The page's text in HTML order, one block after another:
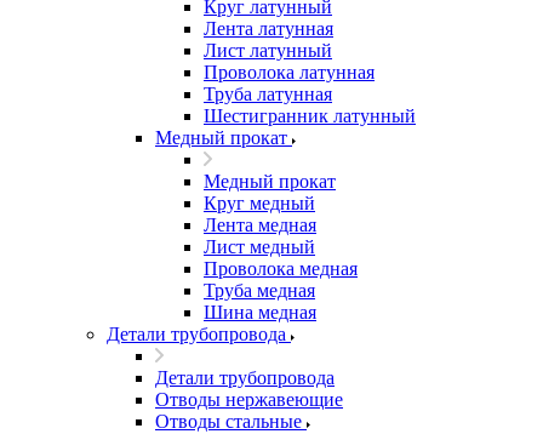
Круг латунный
Лента латунная
Лист латунный
Проволока латунная
Труба латунная
Шестигранник латунный
Медный прокат
Медный прокат
Круг медный
Лента медная
Лист медный
Проволока медная
Труба медная
Шина медная
Детали трубопровода
Детали трубопровода
Отводы нержавеющие
Отводы стальные